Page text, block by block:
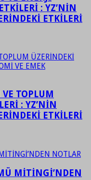
: YZ’NİN
ETKİLERİ
TOPLUM
: YZ’NİN
ETKİLERİ
MİTİNGİ’NDEN